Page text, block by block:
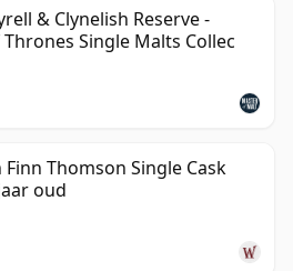
& Clynelish Reserve -
Single Malts Collec
Finn Thomson Single Cask
oud